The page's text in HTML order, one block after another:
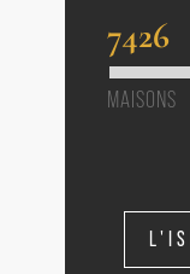
7426
MAISONS